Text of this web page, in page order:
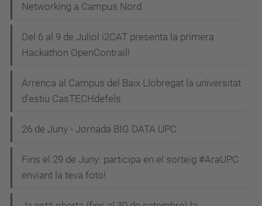
Networking a Campus Nord
Del 6 al 9 de Juliol i2CAT presenta la primera
Hackathon OpenContrail!
Arrenca al Campus del Baix Llobregat la universitat
d’estiu CasTECHdefels
26 de Juny - Jornada BIG DATA UPC
Fins el 29 de Juny: participa en el sorteig #AraUPC
enviant la teva foto!